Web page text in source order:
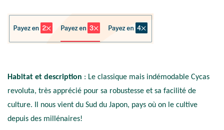
Habitat et description : Le classique mais indémodable Cycas
revoluta, très apprécié pour sa robustesse et sa facilité de
culture. Il nous vient du Sud du Japon, pays où on le cultive
depuis des millénaires!